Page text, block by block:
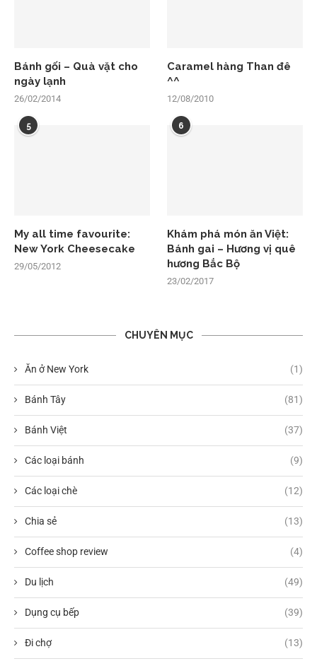
Bánh gối – Quà vặt cho
ngày lạnh
26/02/2014
Caramel hàng Than đê
^^
12/08/2010
5
My all time favourite:
New York Cheesecake
29/05/2012
6
Khám phá món ăn Việt:
Bánh gai – Hương vị quê
hương Bắc Bộ
23/02/2017
CHUYÊN MỤC
Ăn ở New York (1)
Bánh Tây (81)
Bánh Việt (37)
Các loại bánh (9)
Các loại chè (12)
Chia sẻ (13)
Coffee shop review (4)
Du lịch (49)
Dụng cụ bếp (39)
Đi chợ (13)